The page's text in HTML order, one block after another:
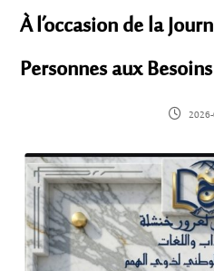
À l’occasion de la
Personnes aux